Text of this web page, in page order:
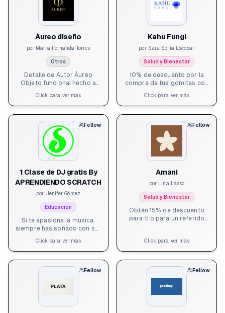
mirada de impacto. Incluye
dos sesiones de mentoría -
acompañamiento en
enfoque de sostenibilidad y
triple impacto.
Acompañamiento gratuito
en proceso de certificación
como Empresa B Certificada
Áureo diseño
por Maria Fernanda Torres
Otros
Detalle de Autor Áureo
Objeto funcional hecho a
escoger / matera o vela
Click para ver más
Kahu Fungi
por Sara Sofia Escobar
Salud y Bienestar
10% de descuento por la
compra de tus gomitas con
diseñadas para mejorar tu
salud y suplementar tu dieta
con alternativas saludables.
Click para ver más
Fellow
1 Clase de DJ gratis By
APRENDIENDO SCRATCH
por Jenifer Gómez
Educación
Si te apasiona la música,
siempre has soñado con ser
artistas y te gustaría
aprender a tocar música
como DJ esta es tu
oportunidad.
Click para ver más
Fellow
Amani
por Lina Lasso
Salud y Bienestar
Obtén 15% de descuento
para ti o para un referido
a través de Coaching
Existencial te acompaño a
transitar tu crisis laboral y
transformarla en claridad y
sentido para tu vida.
Click para ver más
Fellow Fellow